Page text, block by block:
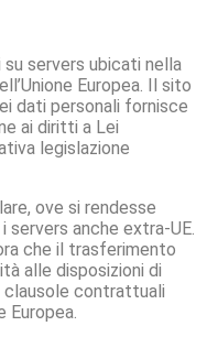
servers ubicati nella
Europea. Il sito
dati personali fornisce
ai diritti a Lei
legislazione
ove si rendesse
anche extra-UE.
che il trasferimento
alle disposizioni di
clausole contrattuali
Europea.